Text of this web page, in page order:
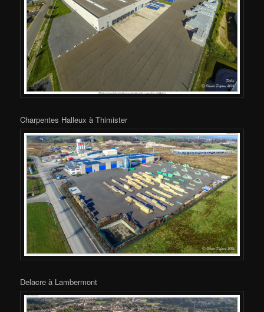
Charpentes Halleux à Thimister
Delacre à Lambermont